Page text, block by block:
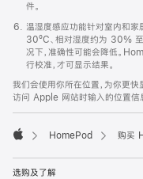
件。
温湿度感应功能针对室内和家
30ºC、相对湿度约为 30%
况下，准确性可能会降低。
行校准，才可显示结果。
我们会使用你所在位置，为你更
访问 Apple 网站时输入的位置信
HomePod 购买
选购及了解